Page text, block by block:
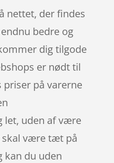
nettet, der findes
bedre og
dig tilgode
er nødt til
priser på varerne
let, uden af være
være tæt på
kan du uden